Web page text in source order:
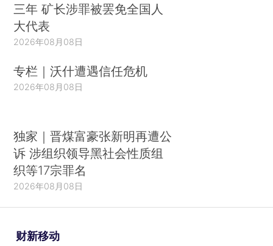
三年 矿长涉罪被罢免全国人
大代表
2026年08月08日
专栏｜沃什遭遇信任危机
2026年08月08日
独家｜晋煤富豪张新明再遭公
诉 涉组织领导黑社会性质组
织等17宗罪名
2026年08月08日
财新移动